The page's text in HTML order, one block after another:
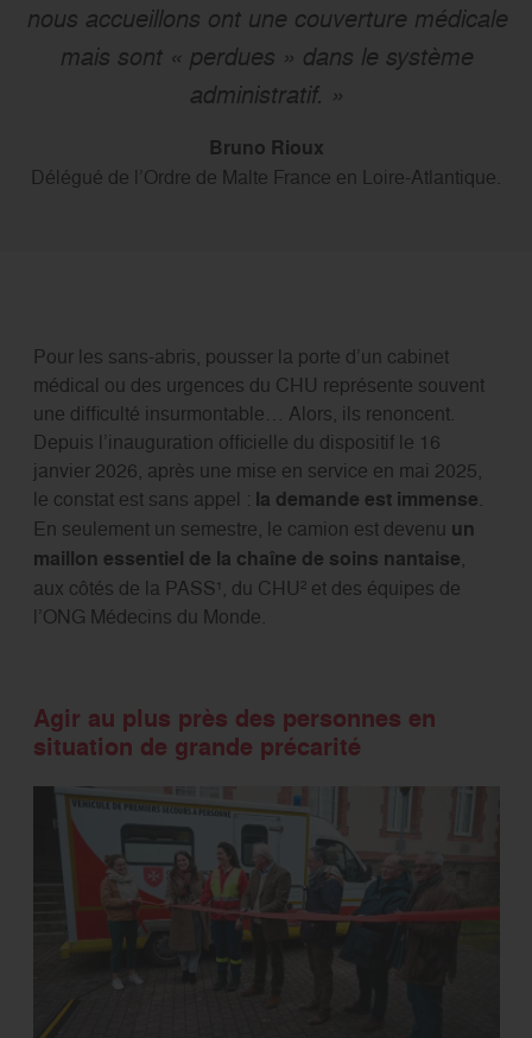
nous accueillons ont une couverture médicale
mais sont « perdues » dans le système
administratif. »
Bruno Rioux
Délégué de l’Ordre de Malte France en Loire-Atlantique.
Pour les sans-abris, pousser la porte d’un cabinet
médical ou des urgences du CHU représente souvent
une difficulté insurmontable… Alors, ils renoncent.
Depuis l’inauguration officielle du dispositif le 16
janvier 2026, après une mise en service en mai 2025,
le constat est sans appel : la demande est immense.
En seulement un semestre, le camion est devenu un
maillon essentiel de la chaîne de soins nantaise,
aux côtés de la PASS¹, du CHU² et des équipes de
l’ONG Médecins du Monde.
Agir au plus près des personnes en
situation de grande précarité